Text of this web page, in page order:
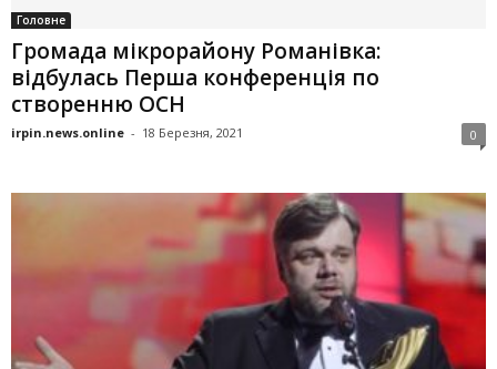
Головне
Громада мікрорайону Романівка:
відбулась Перша конференція по
створенню ОСН
irpin.news.online - 18 Березня, 2021 0